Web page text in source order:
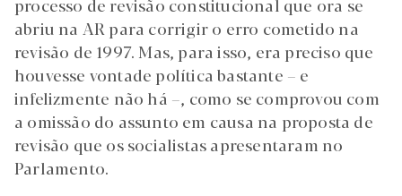
abriu na AR para corrigir o erro cometido na
revisão de 1997. Mas, para isso, era preciso que
houvesse vontade política bastante – e
infelizmente não há –, como se comprovou com
a omissão do assunto em causa na proposta de
revisão que os socialistas apresentaram no
Parlamento.